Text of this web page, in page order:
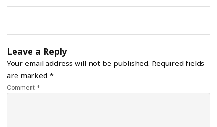
Leave a Reply
Your email address will not be published. Required fields
are marked *
Comment *